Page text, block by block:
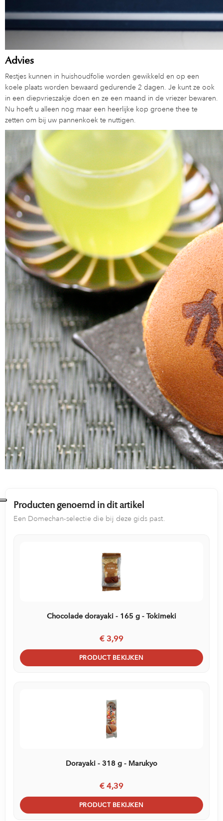
Advies
Restjes kunnen in huishoudfolie worden gewikkeld en op een
koele plaats worden bewaard gedurende 2 dagen. Je kunt ze ook
in een diepvrieszakje doen en ze een maand in de vriezer bewaren.
Nu hoeft u alleen nog maar een heerlijke kop groene thee te
zetten om bij uw pannenkoek te nuttigen.
Producten genoemd in dit artikel
Een Domechan-selectie die bij deze gids past.
Chocolade dorayaki - 165 g - Tokimeki
€ 3,99
PRODUCT BEKIJKEN
Dorayaki - 318 g - Marukyo
€ 4,39
PRODUCT BEKIJKEN